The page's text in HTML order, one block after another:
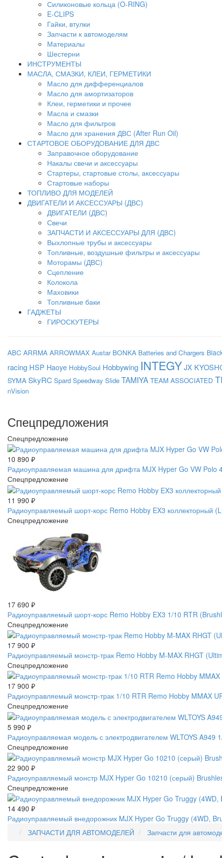
Силиконовые кольца (O-RING)
E-CLIPS
Гайки, втулки
Запчасти к автомоделям
Материалы
Шестерни
ИНСТРУМЕНТЫ
МАСЛА, СМАЗКИ, КЛЕИ, ГЕРМЕТИКИ
Масло для дифференциалов
Масло для амортизаторов
Клеи, герметики и прочее
Масла и смазки
Масло для фильтров
Масло для хранения ДВС (After Run Oil)
СТАРТОВОЕ ОБОРУДОВАНИЕ ДЛЯ ДВС
Заправочное оборудование
Накалы свечи и аксессуары
Стартеры, стартовые столы, аксессуары
Стартовые наборы
ТОПЛИВО ДЛЯ МОДЕЛЕЙ
ДВИГАТЕЛИ И АКСЕССУАРЫ (ДВС)
ДВИГАТЕЛИ (ДВС)
Свечи
ЗАПЧАСТИ И АКСЕССУАРЫ ДЛЯ (ДВС)
Выхлопные трубы и аксессуары
Топливные, воздушные фильтры и аксессуары
Моторамы (ДВС)
Сцепление
Колокола
Маховики
Топливные баки
ГАДЖЕТЫ
ГИРОСКУТЕРЫ
ABC ARRMA ARROWMAX Austar BONKA Batteries and Chargers
racing HSP Haoye HobbySoul Hobbywing INTEGYJX
SYMA SkyRC Spard Speedway Slide TAMIYA TEAM ASSOCIATED
nVision
Спецпредложения
Спецпредложение
10 890 ₽
Радиоуправляемая машина для дрифта MJX Hyper Go VW Polo
Спецпредложение
11 990 ₽
Радиоуправляемый шорт-корс Remo Hobby EX3 коллекторный
Спецпредложение
17 690 ₽
Радиоуправляемый шорт-корс Remo Hobby EX3 1/10 RTR
Спецпредложение
17 900 ₽
Радиоуправляемый монстр-трак Remo Hobby M-MAX RHGT
Спецпредложение
17 900 ₽
Радиоуправляемый монстр-трак 1/10 RTR Remo Hobby MMAX
Спецпредложение
5 990 ₽
Радиоуправляемая модель с электродвигателем WLTOYS A949
Спецпредложение
22 900 ₽
Радиоуправляемый монстр MJX Hyper Go 10210 (серый)
Спецпредложение
14 490 ₽
Радиоуправляемый внедорожник MJX Hyper Go Truggy (4WD,
ЗАПЧАСТИ ДЛЯ АВТОМОДЕЛЕЙ
Запчасти для